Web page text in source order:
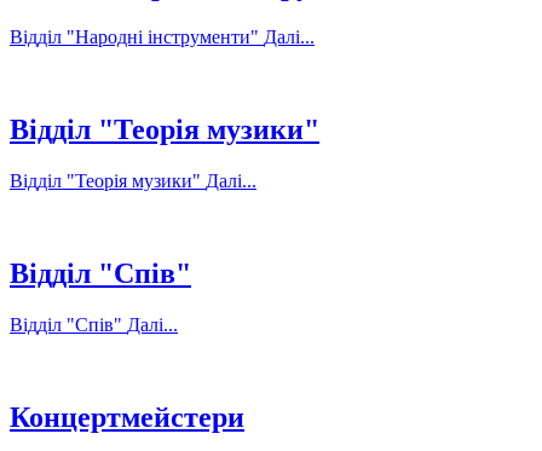
Відділ "Народні інструменти" Далі...
Відділ "Теорія музики"
Відділ "Теорія музики" Далі...
Відділ "Спів"
Відділ "Спів" Далі...
Концертмейстери